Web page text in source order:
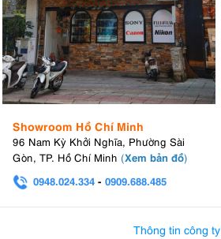
Showroom Hồ Chí Minh
96 Nam Kỳ Khởi Nghĩa, Phường Sài
Gòn, TP. Hồ Chí Minh (Xem bản đồ)
0948.024.334 - 0909.688.485
Thông tin công ty